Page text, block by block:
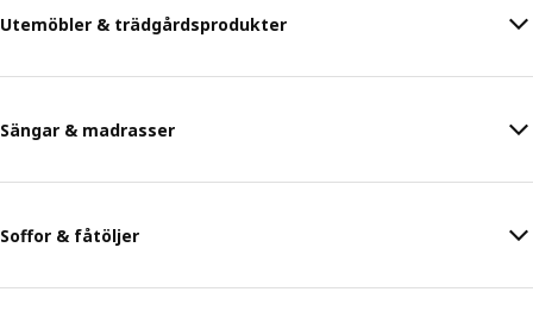
Utemöbler & trädgårdsprodukter
Sängar & madrasser
Soffor & fåtöljer